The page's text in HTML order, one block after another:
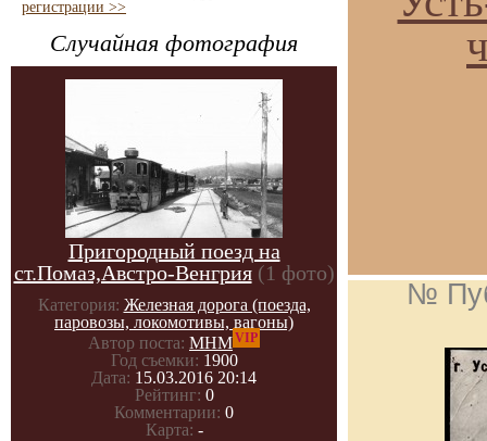
регистрации >>
Случайная фотография
Пригородный поезд на
ст.Помаз,Австро-Венгрия (1 фото)
Категория: Железная дорога (поезда,
паровозы, локомотивы, вагоны)
Автор поста: МНМVIP
Год съемки: 1900
Дата: 15.03.2016 20:14
Рейтинг: 0
Комментарии: 0
Карта: -
№